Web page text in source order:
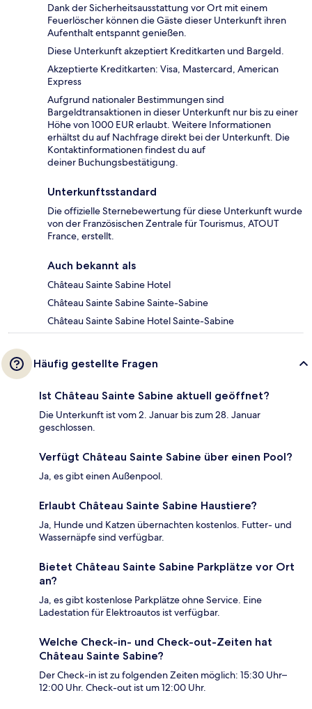
Dank der Sicherheitsausstattung vor Ort mit einem
Feuerlöscher können die Gäste dieser Unterkunft ihren
Aufenthalt entspannt genießen.
Diese Unterkunft akzeptiert Kreditkarten und Bargeld.
Akzeptierte Kreditkarten: Visa, Mastercard, American
Express
Aufgrund nationaler Bestimmungen sind
Bargeldtransaktionen in dieser Unterkunft nur bis zu einer
Höhe von 1000 EUR erlaubt. Weitere Informationen
erhältst du auf Nachfrage direkt bei der Unterkunft. Die
Kontaktinformationen findest du auf
deiner Buchungsbestätigung.
Unterkunftsstandard
Die offizielle Sternebewertung für diese Unterkunft wurde
von der Französischen Zentrale für Tourismus, ATOUT
France, erstellt.
Auch bekannt als
Château Sainte Sabine Hotel
Château Sainte Sabine Sainte-Sabine
Château Sainte Sabine Hotel Sainte-Sabine
Häufig gestellte Fragen
Ist Château Sainte Sabine aktuell geöffnet?
Die Unterkunft ist vom 2. Januar bis zum 28. Januar
geschlossen.
Verfügt Château Sainte Sabine über einen Pool?
Ja, es gibt einen Außenpool.
Erlaubt Château Sainte Sabine Haustiere?
Ja, Hunde und Katzen übernachten kostenlos. Futter- und
Wassernäpfe sind verfügbar.
Bietet Château Sainte Sabine Parkplätze vor Ort
an?
Ja, es gibt kostenlose Parkplätze ohne Service. Eine
Ladestation für Elektroautos ist verfügbar.
Welche Check-in- und Check-out-Zeiten hat
Château Sainte Sabine?
Der Check-in ist zu folgenden Zeiten möglich: 15:30 Uhr–
12:00 Uhr. Check-out ist um 12:00 Uhr.